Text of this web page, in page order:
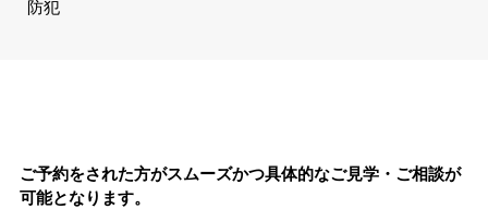
防犯
ご予約をされた方がスムーズかつ具体的なご見学・ご相談が
可能となります。